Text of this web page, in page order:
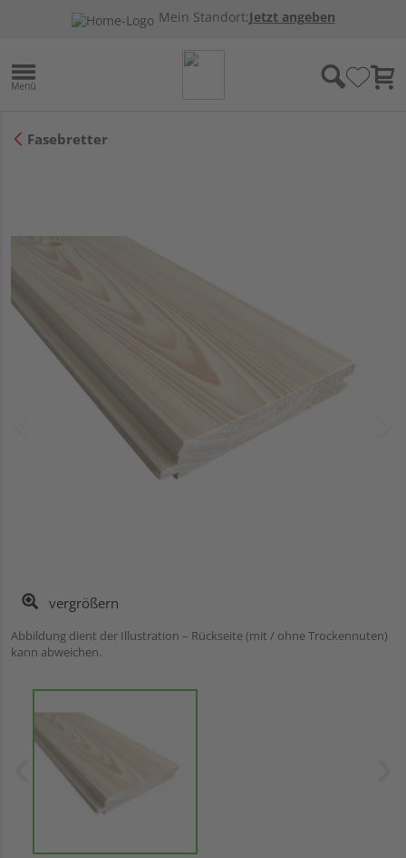
Mein Standort:Jetzt angeben
Fasebretter
vergrößern
Abbildung dient der Illustration – Rückseite (mit / ohne Trockennuten)
kann abweichen.